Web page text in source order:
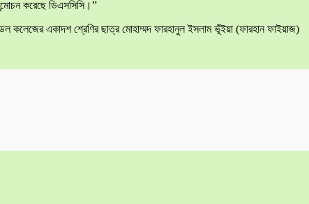
করেছে ডিএসসিসি।”
কলেজের একাদশ শ্রেণির ছাত্র মোহাম্মদ ফারহানুল ইসলাম ভূঁইয়া (ফারহান ফাইয়াজ)